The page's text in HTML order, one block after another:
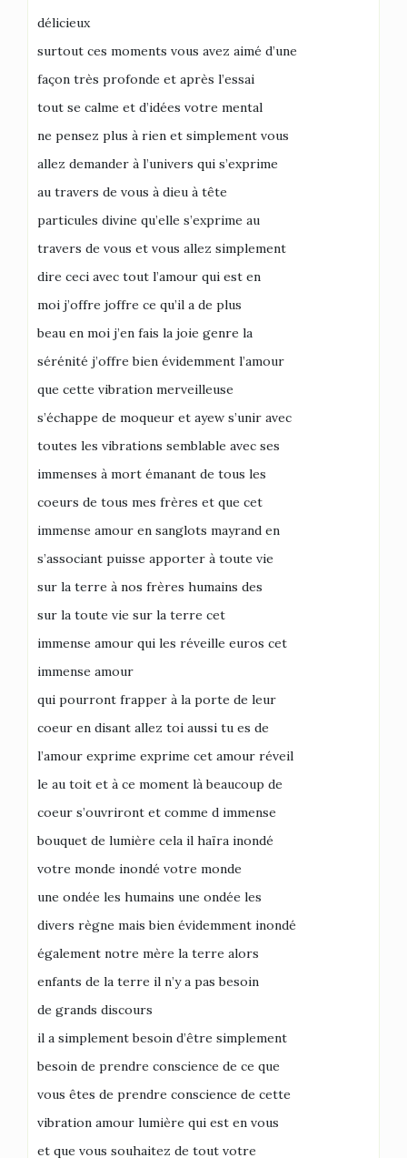
délicieux
surtout ces moments vous avez aimé d’une
façon très profonde et après l’essai
tout se calme et d’idées votre mental
ne pensez plus à rien et simplement vous
allez demander à l’univers qui s’exprime
au travers de vous à dieu à tête
particules divine qu’elle s’exprime au
travers de vous et vous allez simplement
dire ceci avec tout l’amour qui est en
moi j’offre joffre ce qu’il a de plus
beau en moi j’en fais la joie genre la
sérénité j’offre bien évidemment l’amour
que cette vibration merveilleuse
s’échappe de moqueur et ayew s’unir avec
toutes les vibrations semblable avec ses
immenses à mort émanant de tous les
coeurs de tous mes frères et que cet
immense amour en sanglots mayrand en
s’associant puisse apporter à toute vie
sur la terre à nos frères humains des
sur la toute vie sur la terre cet
immense amour qui les réveille euros cet
immense amour
qui pourront frapper à la porte de leur
coeur en disant allez toi aussi tu es de
l’amour exprime exprime cet amour réveil
le au toit et à ce moment là beaucoup de
coeur s’ouvriront et comme d immense
bouquet de lumière cela il haïra inondé
votre monde inondé votre monde
une ondée les humains une ondée les
divers règne mais bien évidemment inondé
également notre mère la terre alors
enfants de la terre il n’y a pas besoin
de grands discours
il a simplement besoin d’être simplement
besoin de prendre conscience de ce que
vous êtes de prendre conscience de cette
vibration amour lumière qui est en vous
et que vous souhaitez de tout votre